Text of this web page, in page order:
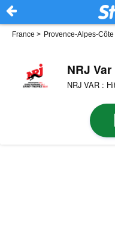
France > Provence-Alpes-
NRJ
NRJ VAR :